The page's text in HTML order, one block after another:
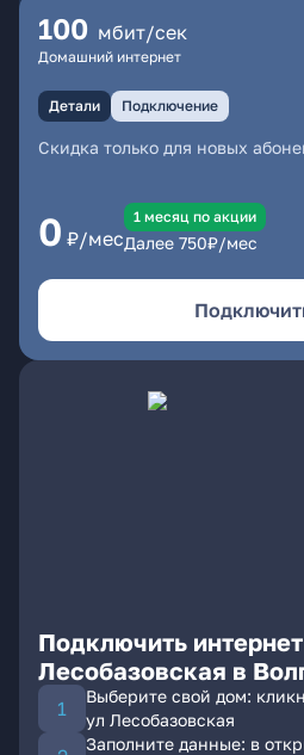
100 мбит/сек
Домашний интернет
Детали Подключение
Скидка только для новых
0 ₽/мес
1 месяц по акции
Далее 750₽/мес
Подключить
Лесобазовская в
Выберите свой дом:
ул Лесобазовская
Заполните данные: в